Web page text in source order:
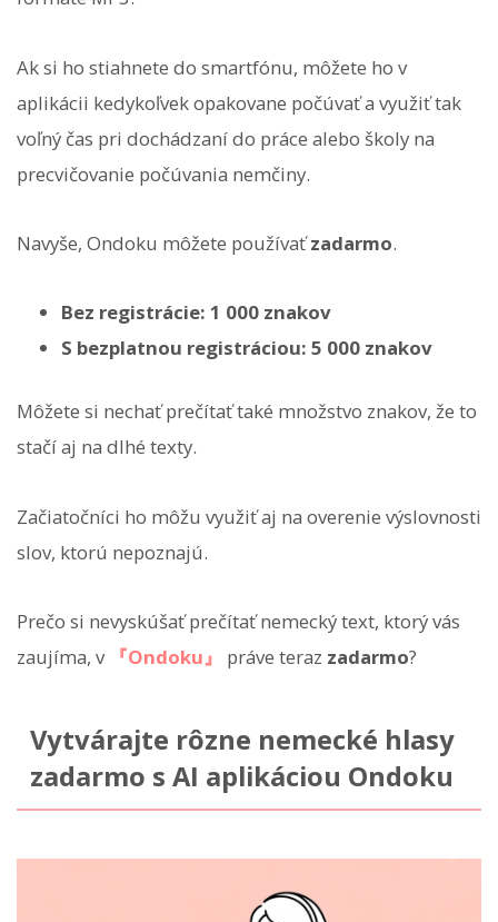
Ak si ho stiahnete do smartfónu, môžete ho v
aplikácii kedykoľvek opakovane počúvať a využiť tak
voľný čas pri dochádzaní do práce alebo školy na
precvičovanie počúvania nemčiny.
Navyše, Ondoku môžete používaťzadarmo.
Bez registrácie: 1 000 znakov
S bezplatnou registráciou: 5 000 znakov
Môžete si nechať prečítať také množstvo znakov, že to
stačí aj na dlhé texty.
Začiatočníci ho môžu využiť aj na overenie výslovnosti
slov, ktorú nepoznajú.
Prečo si nevyskúšať prečítať nemecký text, ktorý vás
zaujíma, v 『Ondoku』 práve teraz zadarmo?
Vytvárajte rôzne nemecké hlasy
zadarmo s AI aplikáciou Ondoku